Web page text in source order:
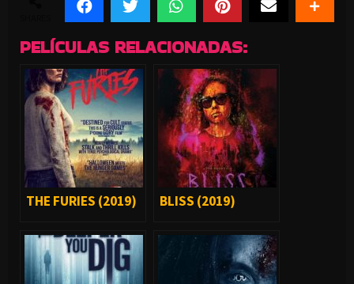
PELÍCULAS RELACIONADAS:
THE FURIES (2019) BLISS (2019)